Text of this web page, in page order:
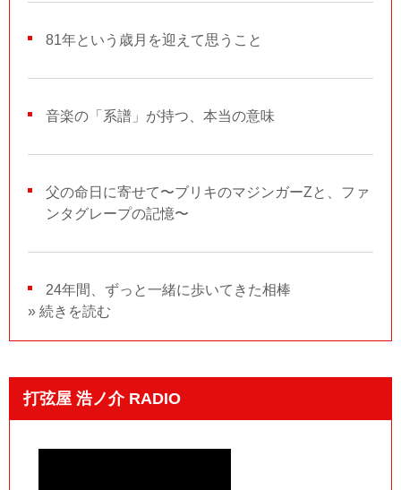
81年という歳月を迎えて思うこと
音楽の「系譜」が持つ、本当の意味
父の命日に寄せて〜ブリキのマジンガーZと、ファ
ンタグレープの記憶〜
24年間、ずっと一緒に歩いてきた相棒
» 続きを読む
打弦屋 浩ノ介 RADIO